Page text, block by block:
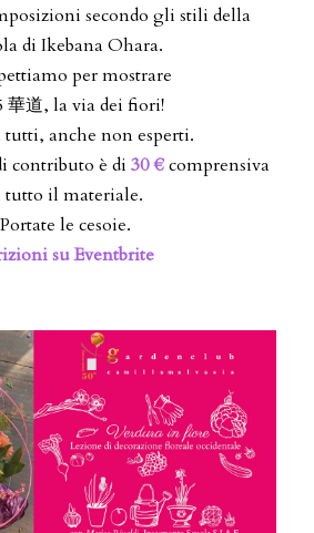
secondo gli stili della
di Ikebana Ohara.
per mostrare
華道, la via dei fiori!
tutti, anche non esperti.
contributo è di 30 €comprensiva
tutto il materiale.
Portate le cesoie.
su Eventbrite